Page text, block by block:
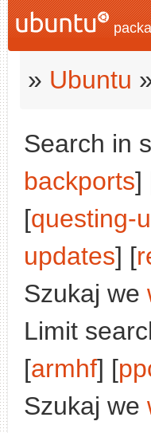
» Ubuntu
Search in
backports]
[questing-
updates] [
Szukaj we
Limit
[armhf] [
Szukaj we